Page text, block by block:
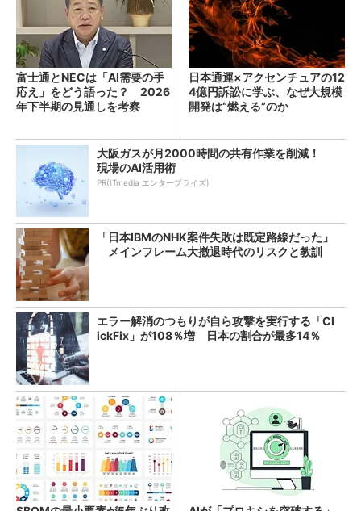
富士通とNECは「AI需要の手
応え」をどう語った？ 2026
年下半期の見通しを考察
日本通運×アクセンチュアの12
4億円訴訟に学ぶ、なぜ大規模
開発は“燃える”のか
大阪ガスが月2000時間の共有作業を削減！
現場のAI活用術
PR(ITmedia エンタープライズ)
「日本IBMのNHK案件失敗は既定路線だった」
メインフレーム大撤退時代のリスクと教訓
エラー解消のつもりが自ら攻撃を実行する「Cl
ickFix」が108％増 日本の割合が最多14％